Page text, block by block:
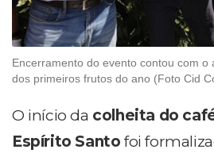
Encerramento do evento contou com o
dos primeiros frutos do ano (Foto Cid
O início da colheita do
Espírito Santo foi